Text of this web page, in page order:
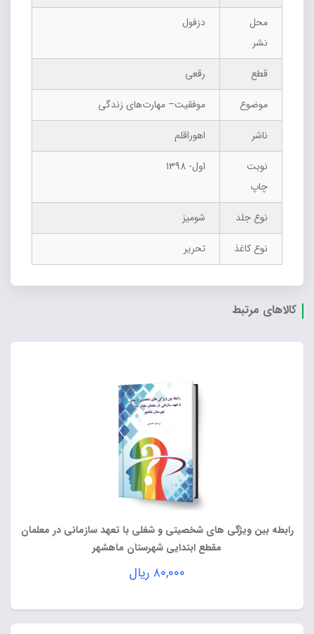
محل
نشر
دزفول
قطع
رقعی
موضوع
موفقیت‌– مهارت‌های زندگی
ناشر
اهوراقلم
نوبت
چاپ
اول- 1398
نوع جلد
شومیز
نوع کاغذ
تحریر
کالاهای مرتبط
رابطه بین ویژگی های شخصیتی و شغلی با تعهد سازمانی در معلمان
مقطع ابتدایی شهرستان ماهشهر
۸۰,۰۰۰ ریال